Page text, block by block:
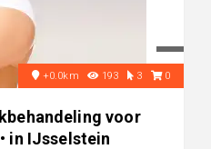
+0.0km 193 3 0
voor
in IJsselstein